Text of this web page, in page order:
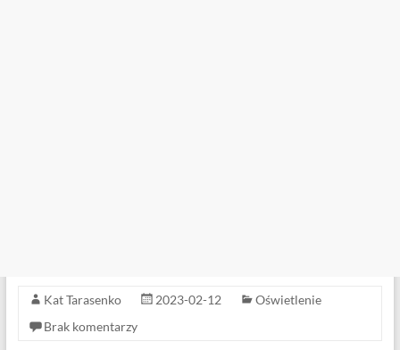
Kat Tarasenko 2023-02-12
Oświetlenie
Brak komentarzy